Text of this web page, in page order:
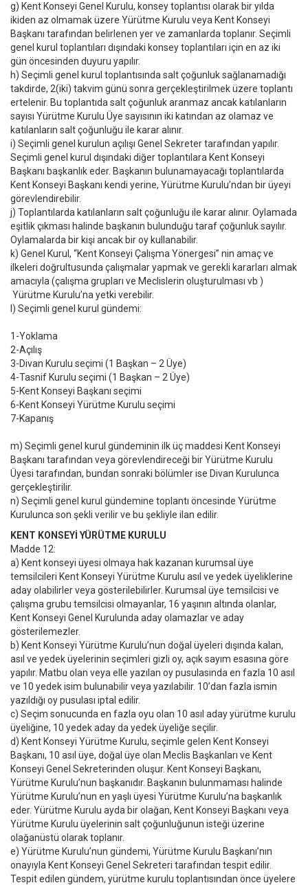
g) Kent Konseyi Genel Kurulu, konsey toplantısı olarak bir yılda
ikiden az olmamak üzere Yürütme Kurulu veya Kent Konseyi
Başkanı tarafından belirlenen yer ve zamanlarda toplanır. Seçimli
genel kurul toplantıları dışındaki konsey toplantıları için en az iki
gün öncesinden duyuru yapılır.
h) Seçimli genel kurul toplantısında salt çoğunluk sağlanamadığı
takdirde, 2(iki) takvim günü sonra gerçekleştirilmek üzere toplantı
ertelenir. Bu toplantıda salt çoğunluk aranmaz ancak katılanların
sayısı Yürütme Kurulu Üye sayısının iki katından az olamaz ve
katılanların salt çoğunluğu ile karar alınır.
i) Seçimli genel kurulun açılışı Genel Sekreter tarafından yapılır.
Seçimli genel kurul dışındaki diğer toplantılara Kent Konseyi
Başkanı başkanlık eder. Başkanın bulunamayacağı toplantılarda
Kent Konseyi Başkanı kendi yerine, Yürütme Kurulu’ndan bir üyeyi
görevlendirebilir.
j) Toplantılarda katılanların salt çoğunluğu ile karar alınır. Oylamada
eşitlik çıkması halinde başkanın bulunduğu taraf çoğunluk sayılır.
Oylamalarda bir kişi ancak bir oy kullanabilir.
k) Genel Kurul, “Kent Konseyi Çalışma Yönergesi” nin amaç ve
ilkeleri doğrultusunda çalışmalar yapmak ve gerekli kararları almak
amacıyla (çalışma grupları ve Meclislerin oluşturulması vb )
Yürütme Kurulu’na yetki verebilir.
l) Seçimli genel kurul gündemi:
1-Yoklama
2-Açılış
3-Divan Kurulu seçimi (1 Başkan – 2 Üye)
4-Tasnif Kurulu seçimi (1 Başkan – 2 Üye)
5-Kent Konseyi Başkanı seçimi
6-Kent Konseyi Yürütme Kurulu seçimi
7-Kapanış
m) Seçimli genel kurul gündeminin ilk üç maddesi Kent Konseyi
Başkanı tarafından veya görevlendireceği bir Yürütme Kurulu
Üyesi tarafından, bundan sonraki bölümler ise Divan Kurulunca
gerçekleştirilir.
n) Seçimli genel kurul gündemine toplantı öncesinde Yürütme
Kurulunca son şekli verilir ve bu şekliyle ilan edilir.
KENT KONSEYİ YÜRÜTME KURULU
Madde 12:
a) Kent konseyi üyesi olmaya hak kazanan kurumsal üye
temsilcileri Kent Konseyi Yürütme Kurulu asıl ve yedek üyeliklerine
aday olabilirler veya gösterilebilirler. Kurumsal üye temsilcisi ve
çalışma grubu temsilcisi olmayanlar, 16 yaşının altında olanlar,
Kent Konseyi Genel Kurulunda aday olamazlar ve aday
gösterilemezler.
b) Kent Konseyi Yürütme Kurulu’nun doğal üyeleri dışında kalan,
asıl ve yedek üyelerinin seçimleri gizli oy, açık sayım esasına göre
yapılır. Matbu olan veya elle yazılan oy pusulasında en fazla 10 asıl
ve 10 yedek isim bulunabilir veya yazılabilir. 10’dan fazla ismin
yazıldığı oy pusulası iptal edilir.
c) Seçim sonucunda en fazla oyu olan 10 asıl aday yürütme kurulu
üyeliğine, 10 yedek aday da yedek üyeliğe seçilir.
d) Kent Konseyi Yürütme Kurulu, seçimle gelen Kent Konseyi
Başkanı, 10 asıl üye, doğal üye olan Meclis Başkanları ve Kent
Konseyi Genel Sekreterinden oluşur. Kent Konseyi Başkanı,
Yürütme Kurulu’nun başkanıdır. Başkanın bulunmaması halinde
Yürütme Kurulu’nun en yaşlı üyesi Yürütme Kurulu’na başkanlık
eder. Yürütme Kurulu ayda bir olağan, Kent Konseyi Başkanı veya
Yürütme Kurulu üyelerinin salt çoğunluğunun isteği üzerine
olağanüstü olarak toplanır.
e) Yürütme Kurulu’nun gündemi, Yürütme Kurulu Başkanı’nın
onayıyla Kent Konseyi Genel Sekreteri tarafından tespit edilir.
Tespit edilen gündem, yürütme kurulu toplantısından önce üyelere